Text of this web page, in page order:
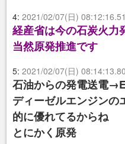
4: 2021/02/07(日)
経産省は今の石炭火力
当然原発推進です
5: 2021/02/07(日)
石油からの発電送電
ディーゼルエンジンの
的に優れてるからね
とにかく原発